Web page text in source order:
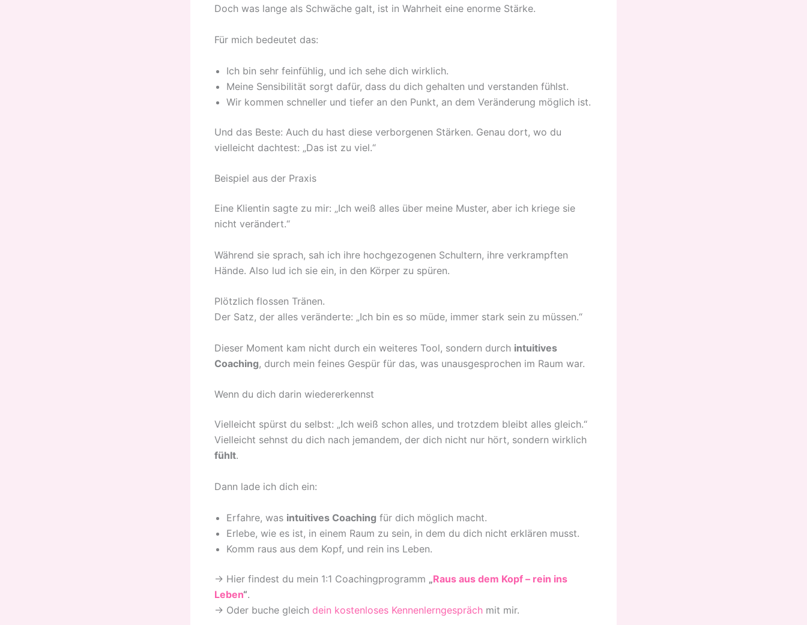
Doch was lange als Schwäche galt, ist in Wahrheit eine enorme Stärke.
Für mich bedeutet das:
Ich bin sehr feinfühlig, und ich sehe dich wirklich.
Meine Sensibilität sorgt dafür, dass du dich gehalten und verstanden fühlst.
Wir kommen schneller und tiefer an den Punkt, an dem Veränderung möglich ist.
Und das Beste: Auch du hast diese verborgenen Stärken. Genau dort, wo du
vielleicht dachtest: „Das ist zu viel.“
Beispiel aus der Praxis
Eine Klientin sagte zu mir: „Ich weiß alles über meine Muster, aber ich kriege sie
nicht verändert.“
Während sie sprach, sah ich ihre hochgezogenen Schultern, ihre verkrampften
Hände. Also lud ich sie ein, in den Körper zu spüren.
Plötzlich flossen Tränen.
Der Satz, der alles veränderte: „Ich bin es so müde, immer stark sein zu müssen.“
Dieser Moment kam nicht durch ein weiteres Tool, sondern durch intuitives
Coaching, durch mein feines Gespür für das, was unausgesprochen im Raum war.
Wenn du dich darin wiedererkennst
Vielleicht spürst du selbst: „Ich weiß schon alles, und trotzdem bleibt alles gleich.“
Vielleicht sehnst du dich nach jemandem, der dich nicht nur hört, sondern wirklich
fühlt.
Dann lade ich dich ein:
Erfahre, was intuitives Coaching für dich möglich macht.
Erlebe, wie es ist, in einem Raum zu sein, in dem du dich nicht erklären musst.
Komm raus aus dem Kopf, und rein ins Leben.
→ Hier findest du mein 1:1 Coachingprogramm „Raus aus dem Kopf – rein ins
Leben“.
→ Oder buche gleich dein kostenloses Kennenlerngespräch mit mir.